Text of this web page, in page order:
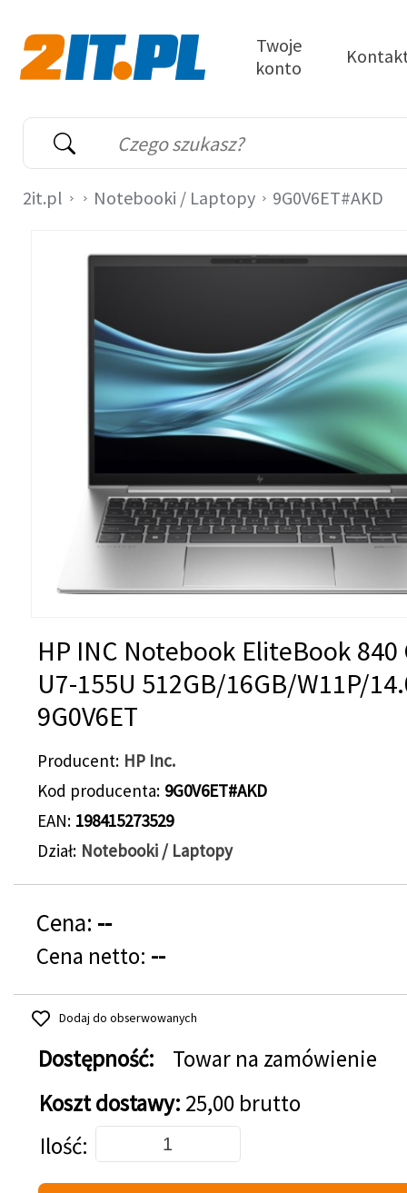
Wyszukiwarka
Słowo kluczowe
Twoje
konto
2it.pl Notebooki / Laptopy 9G0V6ET#AKD
HP INC Notebook EliteBook 840
U7-155U 512GB/16GB/W11P/
9G0V6ET
Producent HP Inc.
Kod producenta 9G0V6ET#AKD
EAN 198415273529
Dział Notebooki / Laptopy
Cena: --
Cena netto: --
Dodaj do obserwowanych
Dostępność:
Towar na zamówienie
Koszt dostawy: 25,00 brutto
Dodaj do koszyka
Ilość